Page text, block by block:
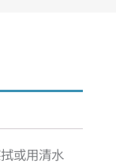
或用清水